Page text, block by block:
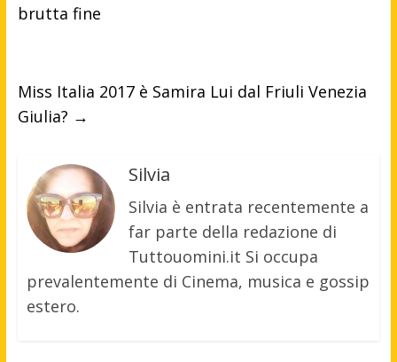
brutta fine
Miss Italia 2017 è Samira Lui dal Friuli Venezia
Giulia? →
Silvia
Silvia è entrata recentemente a
far parte della redazione di
Tuttouomini.it Si occupa
prevalentemente di Cinema, musica e gossip
estero.